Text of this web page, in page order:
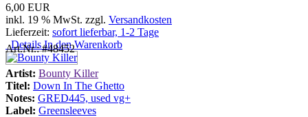
6,00 EUR
inkl. 19 % MwSt. zzgl. Versandkosten
Lieferzeit: sofort lieferbar, 1-2 Tage
DetailsIn den Warenkorb
Art.Nr.: #48452
Artist: Bounty Killer
Titel: Down In The Ghetto
Notes: GRED445, used vg+
Label: Greensleeves